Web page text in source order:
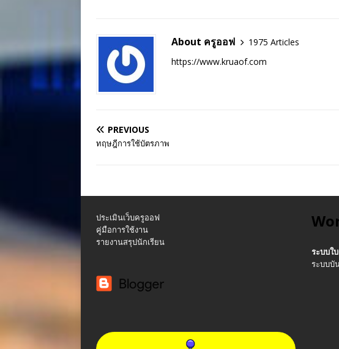
About ครูออฟ
1975 Articles
https://www.kruaof.com
PREVIOUS
ทฤษฎีการใช้บัตรภาพ
ประเมินเว็บครูออฟ
คู่มือการใช้งาน
รายงานสรุปนักเรียน
ระบบใ
ระบบบั